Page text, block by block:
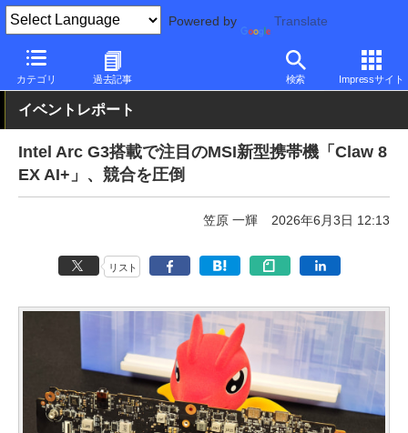
Powered by Translate
カテゴリ 過去記事 検索 Impressサイト
PC Watch イベント 2026
イベントレポート
Intel Arc G3搭載で注目のMSI新型携帯機「Claw 8
EX AI+」、競合を圧倒
笠原 一輝 2026年6月3日 12:13
リスト